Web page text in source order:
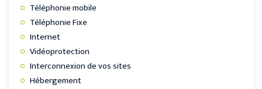
Téléphonie mobile
Téléphonie Fixe
Internet
Vidéoprotection
Interconnexion de vos sites
Hébergement